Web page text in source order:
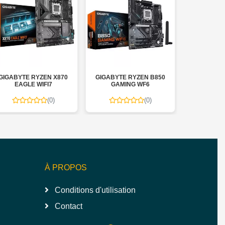
RYZEN X870
EAGLE WIFI7
(0)
GIGABYTE RYZEN B850
GAMING WF6
(0)
À PROPOS
Conditions d'utilisation
Contact